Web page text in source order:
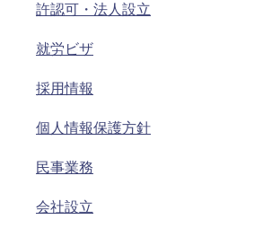
許認可・法人設立
就労ビザ
採用情報
個人情報保護方針
民事業務
会社設立